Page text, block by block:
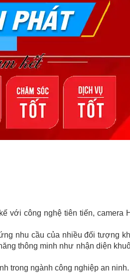
với công nghệ tiên tiến, camera
nhu cầu của nhiều đối tượng
thông minh như nhận diện
trong ngành công nghiệp an ninh.